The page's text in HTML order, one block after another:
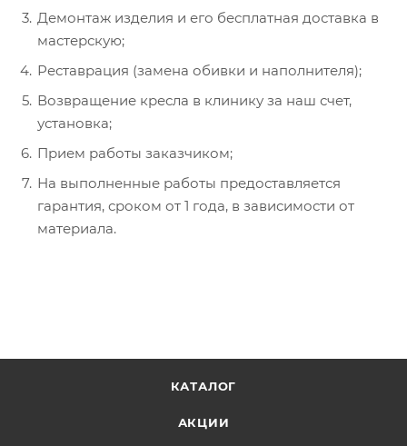
Демонтаж изделия и его бесплатная доставка в
мастерскую;
Реставрация (замена обивки и наполнителя);
Возвращение кресла в клинику за наш счет,
установка;
Прием работы заказчиком;
На выполненные работы предоставляется
гарантия, сроком от 1 года, в зависимости от
материала.
КАТАЛОГ
АКЦИИ